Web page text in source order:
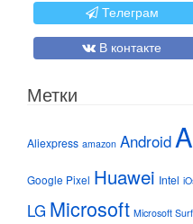
Телеграм
В контакте
Метки
Aliexpress amazon Android
Google Pixel Huawei Intel
LG Microsoft Microsoft